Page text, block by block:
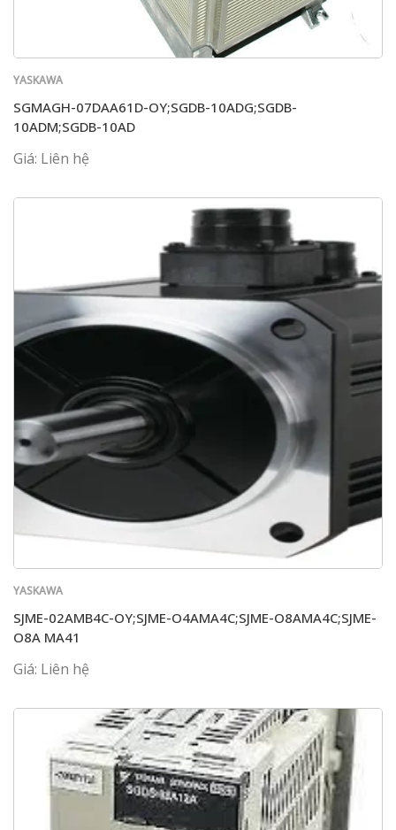
YASKAWA
SGMAGH-07DAA61D-OY;SGDB-10ADG;SGDB-
10ADM;SGDB-10AD
Giá: Liên hệ
YASKAWA
SJME-02AMB4C-OY;SJME-O4AMA4C;SJME-O8AMA4C;SJME-
O8A MA41
Giá: Liên hệ